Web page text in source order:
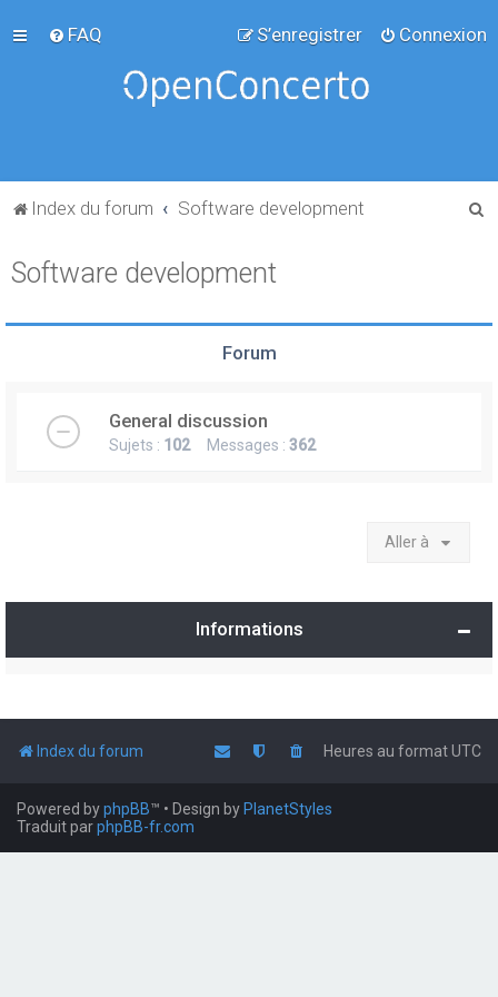
FAQ Connexion
S’enregistrer
Index du forum Software development
e
Software development
Forum
General discussion
Sujets : 102Messages : 362
Aller à
Informations
Index du forum Heures au formatUTC
Powered byphpBB™ • Design by PlanetStyles
Traduit parphpBB-fr.com